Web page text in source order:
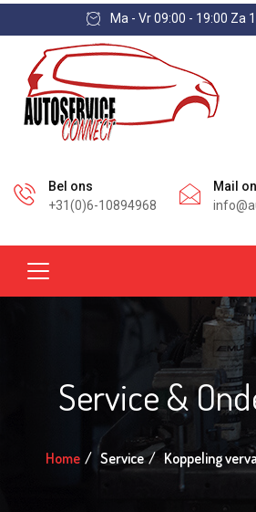
Ma - Vr 09:00 - 19:00 Za
Bel ons
+31(0)6-10894968
Mail
Service &
Home Service Koppeling